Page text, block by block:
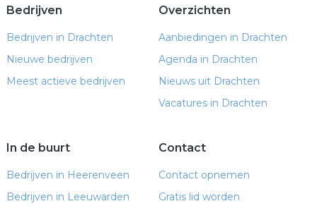
Bedrijven
Bedrijven in Drachten
Nieuwe bedrijven
Meest actieve bedrijven
Overzichten
Aanbiedingen in Drachten
Agenda in Drachten
Nieuws uit Drachten
Vacatures in Drachten
In de buurt
Bedrijven in Heerenveen
Bedrijven in Leeuwarden
Contact
Contact opnemen
Gratis lid worden